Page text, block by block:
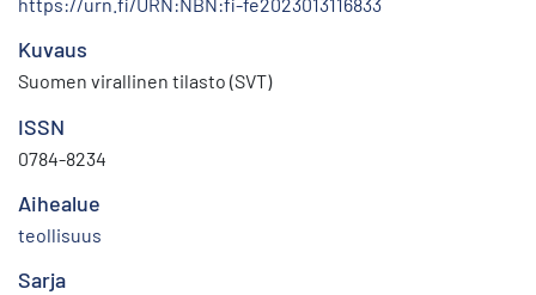
https://urn.fi/URN:NBN:fi-fe2023013116833
Kuvaus
Suomen virallinen tilasto (SVT)
ISSN
0784-8234
Aihealue
teollisuus
Sarja